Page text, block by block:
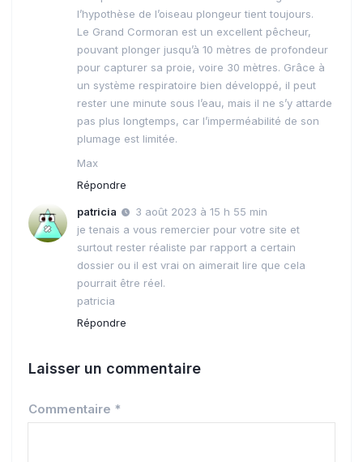
l’hypothèse de l’oiseau plongeur tient toujours.
Le Grand Cormoran est un excellent pêcheur,
pouvant plonger jusqu’à 10 mètres de profondeur
pour capturer sa proie, voire 30 mètres. Grâce à
un système respiratoire bien développé, il peut
rester une minute sous l’eau, mais il ne s’y attarde
pas plus longtemps, car l’imperméabilité de son
plumage est limitée.
Max
Répondre
patricia
3 août 2023 à 15 h 55 min
je tenais a vous remercier pour votre site et
surtout rester réaliste par rapport a certain
dossier ou il est vrai on aimerait lire que cela
pourrait être réel.
patricia
Répondre
Laisser un commentaire
Commentaire *